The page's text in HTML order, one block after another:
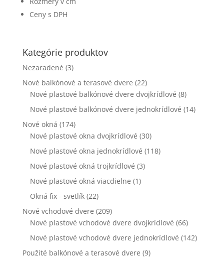
Ceny s DPH
Kategórie produktov
Nezaradené (3)
Nové balkónové a terasové dvere (22)
Nové plastové balkónové dvere dvojkrídlové (8)
Nové plastové balkónové dvere jednokrídlové (14)
Nové okná (174)
Nové plastové okna dvojkrídlové (30)
Nové plastové okna jednokrídlové (118)
Nové plastové okná trojkrídlové (3)
Nové plastové okná viacdielne (1)
Okná fix - svetlík (22)
Nové vchodové dvere (209)
Nové plastové vchodové dvere dvojkrídlové (66)
Nové plastové vchodové dvere jednokrídlové (142)
Použité balkónové a terasové dvere (9)
našej stránky
zvyšujete šancu
na zobrazenie
kvalitnejšie
obsahu a